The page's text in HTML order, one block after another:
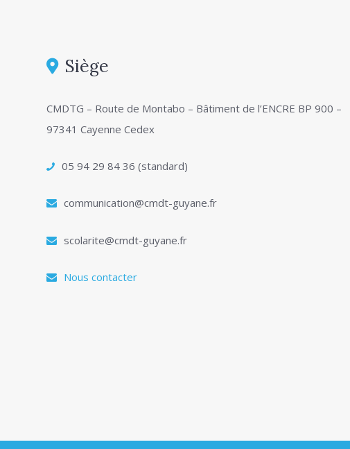
Siège
CMDTG – Route de Montabo – Bâtiment de l’ENCRE BP 900 –
97341 Cayenne Cedex
05 94 29 84 36 (standard)
communication@cmdt-guyane.fr
scolarite@cmdt-guyane.fr
Nous contacter